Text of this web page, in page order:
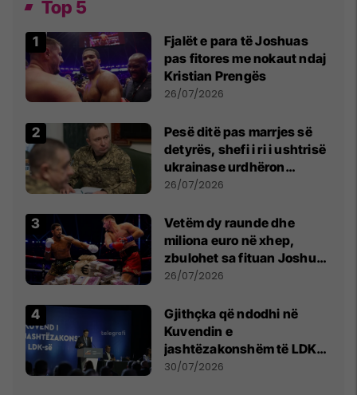
Top 5
Fjalët e para të Joshuas
pas fitores me nokaut ndaj
Kristian Prengës
26/07/2026
Pesë ditë pas marrjes së
detyrës, shefi i ri i ushtrisë
ukrainase urdhëron
kontroll të madh
26/07/2026
Vetëm dy raunde dhe
miliona euro në xhep,
zbulohet sa fituan Joshua
e Prenga
26/07/2026
Gjithçka që ndodhi në
Kuvendin e
jashtëzakonshëm të LDK-
së
30/07/2026